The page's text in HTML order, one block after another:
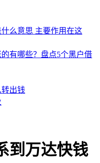
么意思 主要作用在这
有哪些？盘点5个黑户借
出钱
到万达快钱